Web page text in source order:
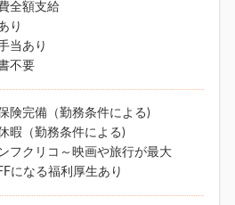
全額支給
り
当あり
不要
険完備（勤務条件による)
暇（勤務条件による)
フクリコ～映画や旅行が最大
になる福利厚生あり